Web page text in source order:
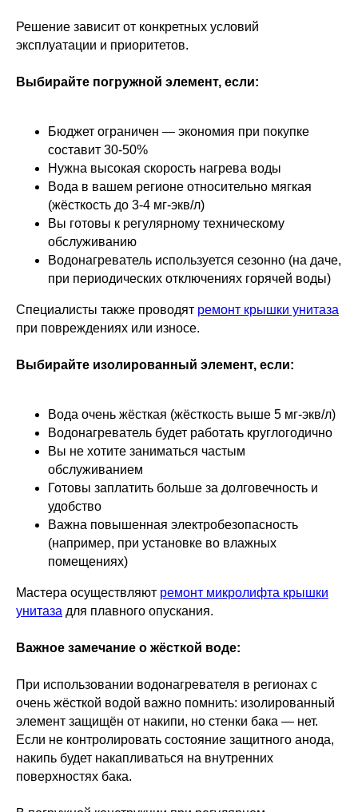
Решение зависит от конкретных условий
эксплуатации и приоритетов.
Выбирайте погружной элемент, если:
Бюджет ограничен — экономия при покупке
составит 30-50%
Нужна высокая скорость нагрева воды
Вода в вашем регионе относительно мягкая
(жёсткость до 3-4 мг-экв/л)
Вы готовы к регулярному техническому
обслуживанию
Водонагреватель используется сезонно (на даче,
при периодических отключениях горячей воды)
Специалисты также проводят ремонт крышки унитаза
при повреждениях или износе.
Выбирайте изолированный элемент, если:
Вода очень жёсткая (жёсткость выше 5 мг-экв/л)
Водонагреватель будет работать круглогодично
Вы не хотите заниматься частым
обслуживанием
Готовы заплатить больше за долговечность и
удобство
Важна повышенная электробезопасность
(например, при установке во влажных
помещениях)
Мастера осуществляют ремонт микролифта крышки
унитаза для плавного опускания.
Важное замечание о жёсткой воде:
При использовании водонагревателя в регионах с
очень жёсткой водой важно помнить: изолированный
элемент защищён от накипи, но стенки бака — нет.
Если не контролировать состояние защитного анода,
накипь будет накапливаться на внутренних
поверхностях бака.